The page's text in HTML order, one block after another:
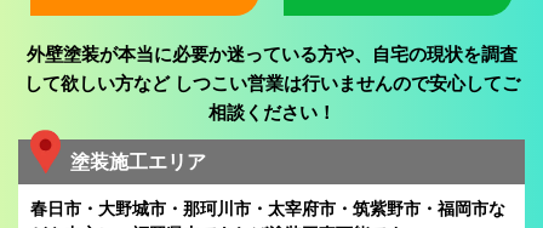
外壁塗装が本当に必要か迷っている方や、自宅の現状を調査
して欲しい方などしつこい営業は行いませんので安心してご
相談ください！
塗装施工エリア
春日市・大野城市・那珂川市・太宰府市・筑紫野市・福岡市な